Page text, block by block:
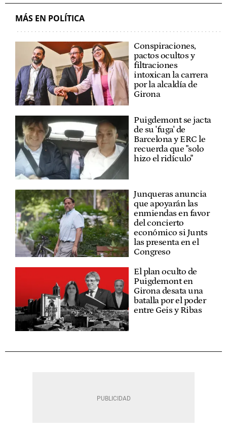
MÁS EN POLÍTICA
Conspiraciones,
pactos ocultos y
filtraciones
intoxican la carrera
por la alcaldía de
Girona
Puigdemont se jacta
de su 'fuga' de
Barcelona y ERC le
recuerda que "solo
hizo el ridículo"
Junqueras anuncia
que apoyarán las
enmiendas en favor
del concierto
económico si Junts
las presenta en el
Congreso
El plan oculto de
Puigdemont en
Girona desata una
batalla por el poder
entre Geis y Ribas